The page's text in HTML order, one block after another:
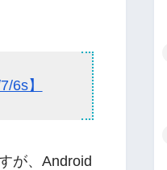
6s】
が、Android